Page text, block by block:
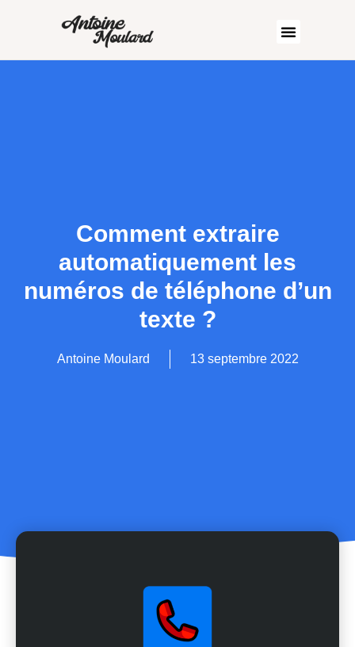
Comment extraire
automatiquement les
numéros de téléphone d’un
texte ?
Antoine Moulard 13 septembre 2022